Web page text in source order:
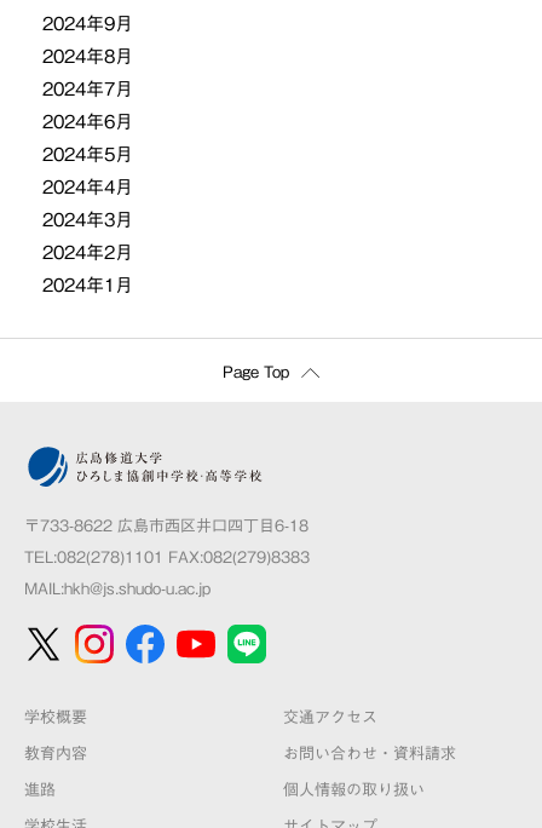
2024年9月
2024年8月
2024年7月
2024年6月
2024年5月
2024年4月
2024年3月
2024年2月
2024年1月
Page Top
〒733-8622 広島市西区井口四丁目6-18
TEL:082(278)1101 FAX:082(279)8383
MAIL:hkh@js.shudo-u.ac.jp
学校概要
教育内容
進路
交通アクセス
お問い合わせ・資料請求
個人情報の取り扱い